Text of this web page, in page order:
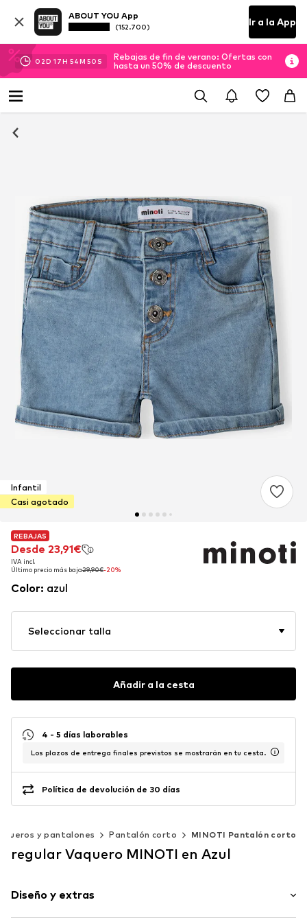
ABOUT YOU App
(152.700) Ir a la App
02D 17H 54M 50 S
Rebajas de fin de verano: Ofertas con
hasta un 50% de descuento
Infantil
Casi agotado
REBAJAS
Desde 23,91€
IVA incl.
Último precio más bajo:29,90€-20%
REBAJAS
Desde 23,91€
IVA incl.
Último precio más bajo:29,90€-20%
Color: azul
Seleccionar talla
Añadir a la cesta
4 - 5 días laborables
Los plazos de entrega finales previstos se mostrarán en tu cesta.
Política de devolución de 30 días
y pantalones Pantalón corto MINOTI Pantalón corto
regular Vaquero MINOTI en Azul
Diseño y extras